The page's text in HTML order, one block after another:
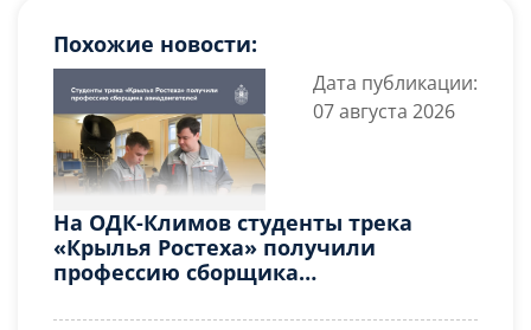
Похожие новости:
Дата публикации:
07 августа 2026
На ОДК-Климов студенты трека
«Крылья Ростеха» получили
профессию сборщика